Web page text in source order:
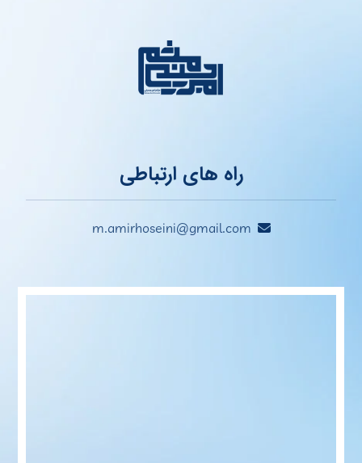
راه های ارتباطی
m.amirhoseini@gmail.com